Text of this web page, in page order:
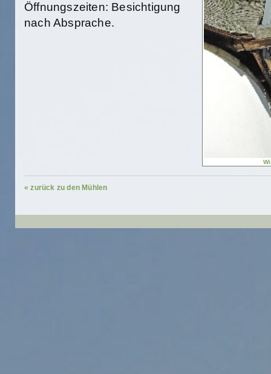
Öffnungszeiten: Besichtigung
nach Absprache.
« zurück zu den Mühlen